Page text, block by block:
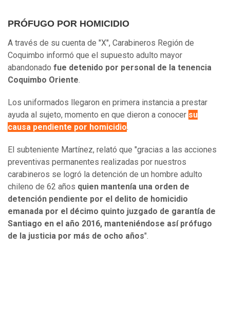
PRÓFUGO POR HOMICIDIO
A través de su cuenta de "X", Carabineros Región de
Coquimbo informó que el supuesto adulto mayor
abandonado fue detenido por personal de la tenencia
Coquimbo Oriente.
Los uniformados llegaron en primera instancia a prestar
ayuda al sujeto, momento en que dieron a conocer su
causa pendiente por homicidio.
El subteniente Martínez, relató que "gracias a las acciones
preventivas permanentes realizadas por nuestros
carabineros se logró la detención de un hombre adulto
chileno de 62 años quien mantenía una orden de
detención pendiente por el delito de homicidio
emanada por el décimo quinto juzgado de garantía de
Santiago en el año 2016, manteniéndose así prófugo
de la justicia por más de ocho años".